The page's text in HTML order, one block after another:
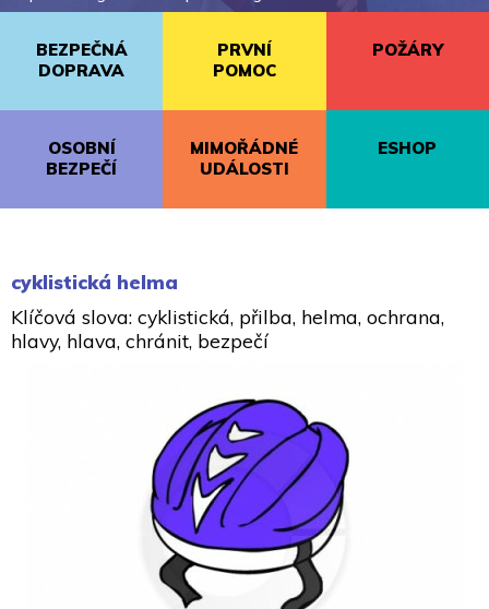
BEZPEČNÁ
DOPRAVA
PRVNÍ
POMOC
POŽÁRY
OSOBNÍ
BEZPEČÍ
MIMOŘÁDNÉ
UDÁLOSTI
ESHOP
cyklistická helma
Klíčová slova: cyklistická, přilba, helma, ochrana,
hlavy, hlava, chránit, bezpečí